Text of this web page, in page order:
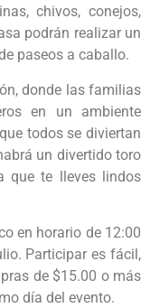
chivos, conejos,
podrán realizar un
paseos a caballo.
donde las familias
en un ambiente
todos se diviertan
un divertido toro
que te lleves lindos
en horario de 12:00
Participar es fácil,
de $15.00 o más
día del evento.